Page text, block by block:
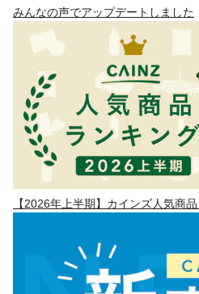
みんなの声でアップデートしました
【2026年上半期】カインズ人気商